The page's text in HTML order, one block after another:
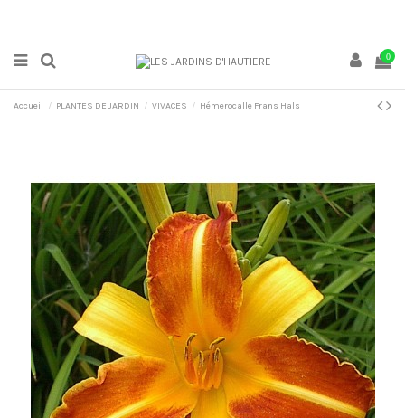
0
Accueil PLANTES DE JARDIN VIVACES Hémerocalle Frans Hals